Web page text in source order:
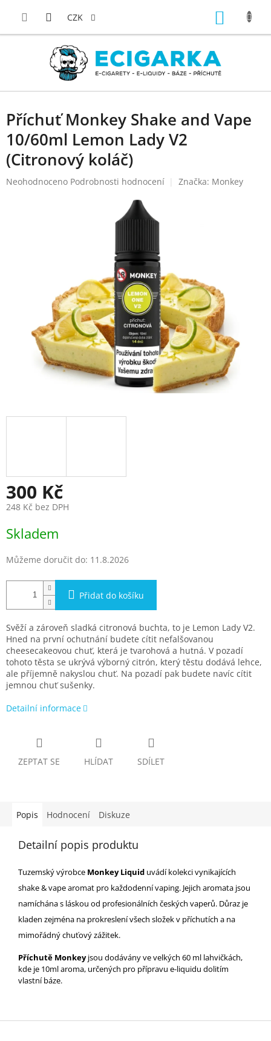
CZK
Příchuť Monkey Shake and Vape
10/60ml Lemon Lady V2
(Citronový koláč)
Průměrné
Neohodnoceno Podrobnosti hodnocení Značka: Monkey
300 Kč
248 Kč bez DPH
cena:
Skladem
Můžeme doručit do: 11.8.2026
Přidat do košíku
Svěží a zároveň sladká citronová buchta, to je Lemon Lady V2.
Hned na první ochutnání budete cítit nefalšovanou
cheesecakeovou chuť, která je tvarohová a hutná. V pozadí
tohoto těsta se ukrývá výborný citrón, který těstu dodává lehce,
ale příjemně nakyslou chuť. Na pozadí pak budete navíc cítit
jemnou chuť sušenky.
Detailní informace
ZEPTAT SE HLÍDAT SDÍLET
Popis Hodnocení Diskuze
Detailní popis produktu
Tuzemský výrobce Monkey Liquid uvádí kolekci vynikajících
shake & vape aromat pro každodenní vaping. Jejich aromata jsou
namíchána s láskou od profesionálních českých vaperů. Důraz je
kladen zejména na prokreslení všech složek v příchutích a na
mimořádný chuťový zážitek.
Příchutě Monkeyjsou dodávány ve velkých 60 ml lahvičkách,
kde je 10ml aroma, určených pro přípravu e-liquidu dolitím
vlastní báze.